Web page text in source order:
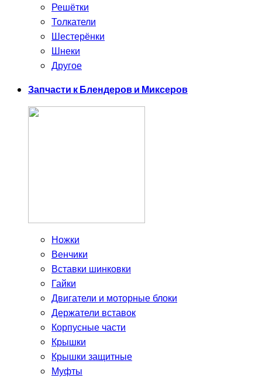
Решётки
Толкатели
Шестерёнки
Шнеки
Другое
Запчасти к Блендеров и Миксеров
Ножки
Венчики
Вставки шинковки
Гайки
Двигатели и моторные блоки
Держатели вставок
Корпусные части
Крышки
Крышки защитные
Муфты